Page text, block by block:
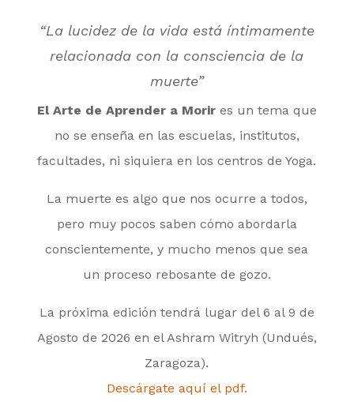
“La lucidez de la vida está íntimamente
relacionada con la consciencia de la
muerte”
El Arte de Aprender a Morires un tema que
no se enseña en las escuelas, institutos,
facultades, ni siquiera en los centros de Yoga.
La muerte es algo que nos ocurre a todos,
pero muy pocos saben cómo abordarla
conscientemente, y mucho menos que sea
un proceso rebosante de gozo.
La próxima edición tendrá lugar del 6 al 9 de
Agosto de 2026 en el Ashram Witryh (Undués,
Zaragoza).
Descárgate aquí el pdf.